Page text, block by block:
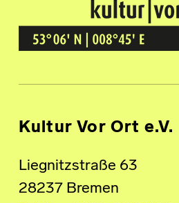
Kultur Vor Ort
BREMEN GRÖPELINGEN
Kultur Vor Ort e.V.
Liegnitzstraße 63
28237 Bremen